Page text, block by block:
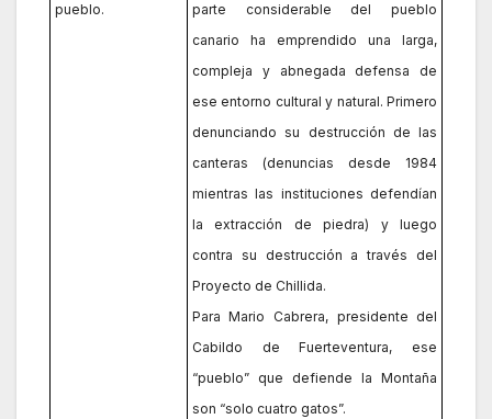
pueblo.
parte considerable del pueblo
canario ha emprendido una larga,
compleja y abnegada defensa de
ese entorno cultural y natural. Primero
denunciando su destrucción de las
canteras (denuncias desde 1984
mientras las instituciones defendían
la extracción de piedra) y luego
contra su destrucción a través del
Proyecto de Chillida.
Para Mario Cabrera, presidente del
Cabildo de Fuerteventura, ese
“pueblo” que defiende la Montaña
son “solo cuatro gatos”.